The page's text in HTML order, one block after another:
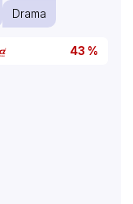
Drama
43 %